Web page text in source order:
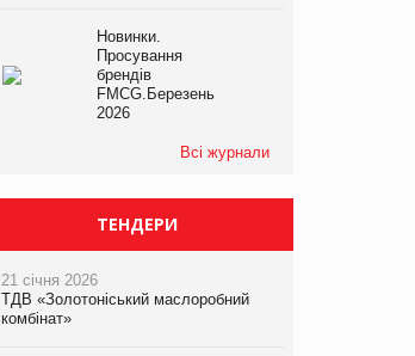
Новинки.
Просування
брендів
FMCG.Березень
2026
Всі журнали
ТЕНДЕРИ
21 січня 2026
ТДВ «Золотоніський маслоробний
комбінат»